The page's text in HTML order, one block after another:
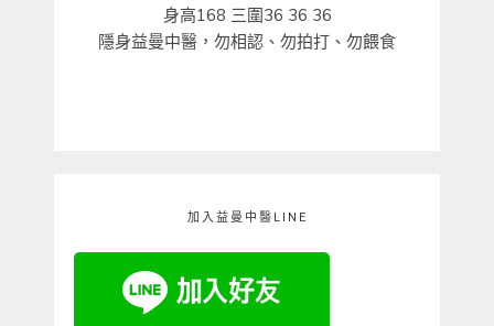
身高168 三圍36 36 36
隱身益曼中醫，勿相認、勿拍打、勿餵食
加入益曼中醫LINE